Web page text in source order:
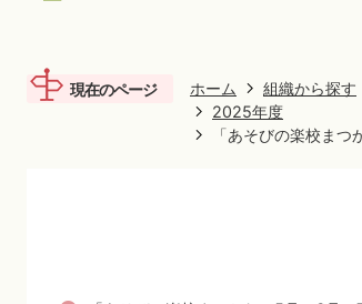
現在のページ ホーム 組織から探す
2025年度
「あそびの楽校ま